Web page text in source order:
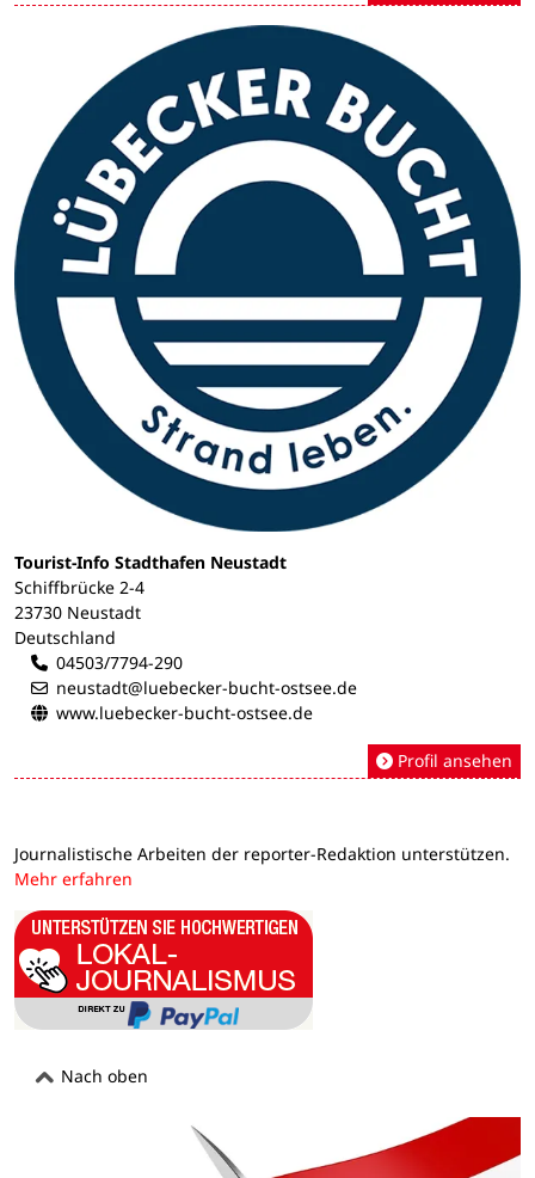
Tourist-Info Stadthafen Neustadt
Schiffbrücke 2-4
23730 Neustadt
Deutschland
04503/7794-290
neustadt@luebecker-bucht-ostsee.de
www.luebecker-bucht-ostsee.de
Profil ansehen
Journalistische Arbeiten der reporter-Redaktion unterstützen.
Mehr erfahren
Nach oben